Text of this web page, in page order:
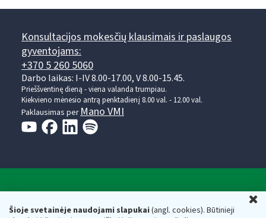
Šioje svetainėje naudojami slapukai(angl. cookies). Būtinieji
Konsultacijos mokesčių klausimais ir paslaugos
gyventojams:
+370 5 260 5060
Darbo laikas: I-IV 8.00-17.00, V 8.00-15.45.
Prieššventinę dieną - viena valanda trumpiau.
Kiekvieno mėnesio antrą penktadienį 8.00 val. - 12.00 val.
Paklausimas per Mano VMI
Respublikos finansų ministerijos